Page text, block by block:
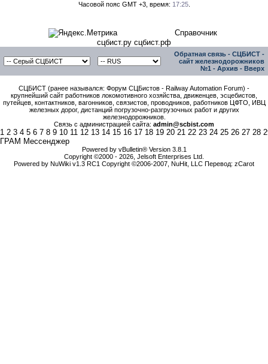
Часовой пояс GMT +3, время: 17:25.
Справочник
сцбист.ру сцбист.рф
Обратная связь - СЦБИСТ -
сайт железнодорожников
№1 - Архив - Вверх
СЦБИСТ (ранее назывался: Форум СЦБистов - Railway Automation Forum) -
крупнейший сайт работников локомотивного хозяйства, движенцев, эсцебистов,
путейцев, контактников, вагонников, связистов, проводников, работников ЦФТО, ИВЦ
железных дорог, дистанций погрузочно-разгрузочных работ и других
железнодорожников.
Связь с администрацией сайта: admin@scbist.com
1 2 3 4 5 6 7 8 9 10 11 12 13 14 15 16 17 18 19 20 21 22 23 24 25 26 27 28
ГРАМ Мессенджер
Powered by vBulletin® Version 3.8.1
Copyright ©2000 - 2026, Jelsoft Enterprises Ltd.
Powered by NuWiki v1.3 RC1 Copyright ©2006-2007, NuHit, LLC Перевод: zCarot